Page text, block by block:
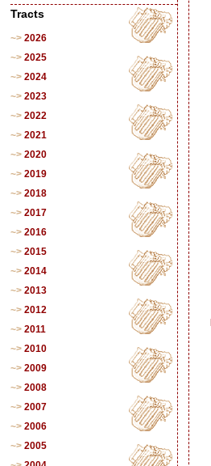
Tracts
2026
2025
2024
2023
2022
2021
2020
2019
2018
2017
2016
2015
2014
2013
2012
2011
2010
2009
2008
2007
2006
2005